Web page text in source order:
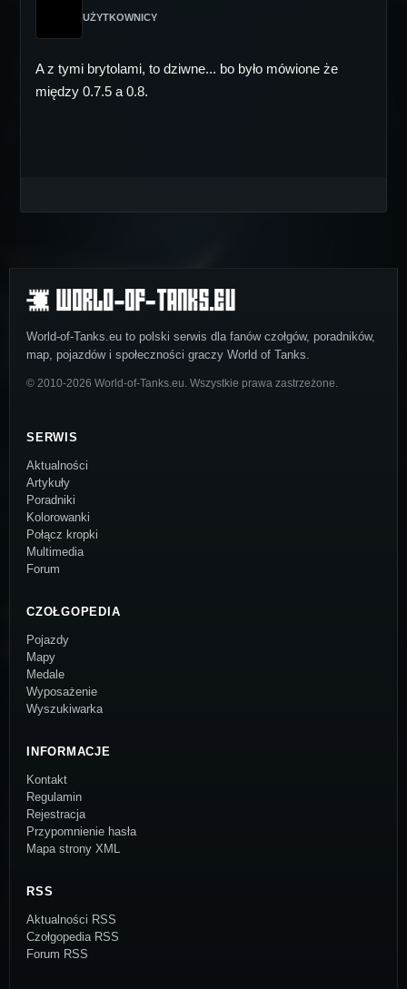
UŻYTKOWNICY
A z tymi brytolami, to dziwne... bo było mówione że
między 0.7.5 a 0.8.
World-of-Tanks.eu to polski serwis dla fanów czołgów, poradników,
map, pojazdów i społeczności graczy World of Tanks.
© 2010-2026 World-of-Tanks.eu. Wszystkie prawa zastrzeżone.
SERWIS
Aktualności
Artykuły
Poradniki
Kolorowanki
Połącz kropki
Multimedia
Forum
CZOŁGOPEDIA
Pojazdy
Mapy
Medale
Wyposażenie
Wyszukiwarka
INFORMACJE
Kontakt
Regulamin
Rejestracja
Przypomnienie hasła
Mapa strony XML
RSS
Aktualności RSS
Czołgopedia RSS
Forum RSS